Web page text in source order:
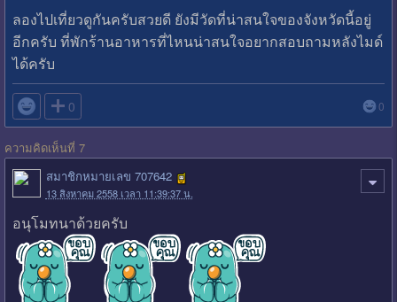
ลองไปเที่ยวดูกันครับสวยดี ยังมีวัดที่น่าสนใจของจังหวัดนี้อยู่
อีกครับ ที่พักร้านอาหารที่ไหนน่าสนใจอยากสอบถามหลังไมด์
ได้ครับ
 0 0
ความคิดเห็นที่ 7
สมาชิกหมายเลข 707642
13 สิงหาคม 2558 เวลา 11:39:37 น.
อนุโมทนาด้วยครับ